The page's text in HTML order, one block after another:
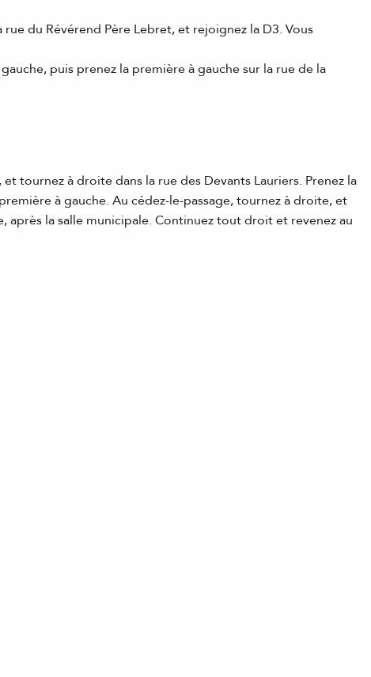
du Révérend Père Lebret, et rejoignez la D3. Vous
puis prenez la première à gauche sur la rue de la
tournez à droite dans la rue des Devants Lauriers. Prenez la
à gauche. Au cédez-le-passage, tournez à droite, et
après la salle municipale. Continuez tout droit et revenez au